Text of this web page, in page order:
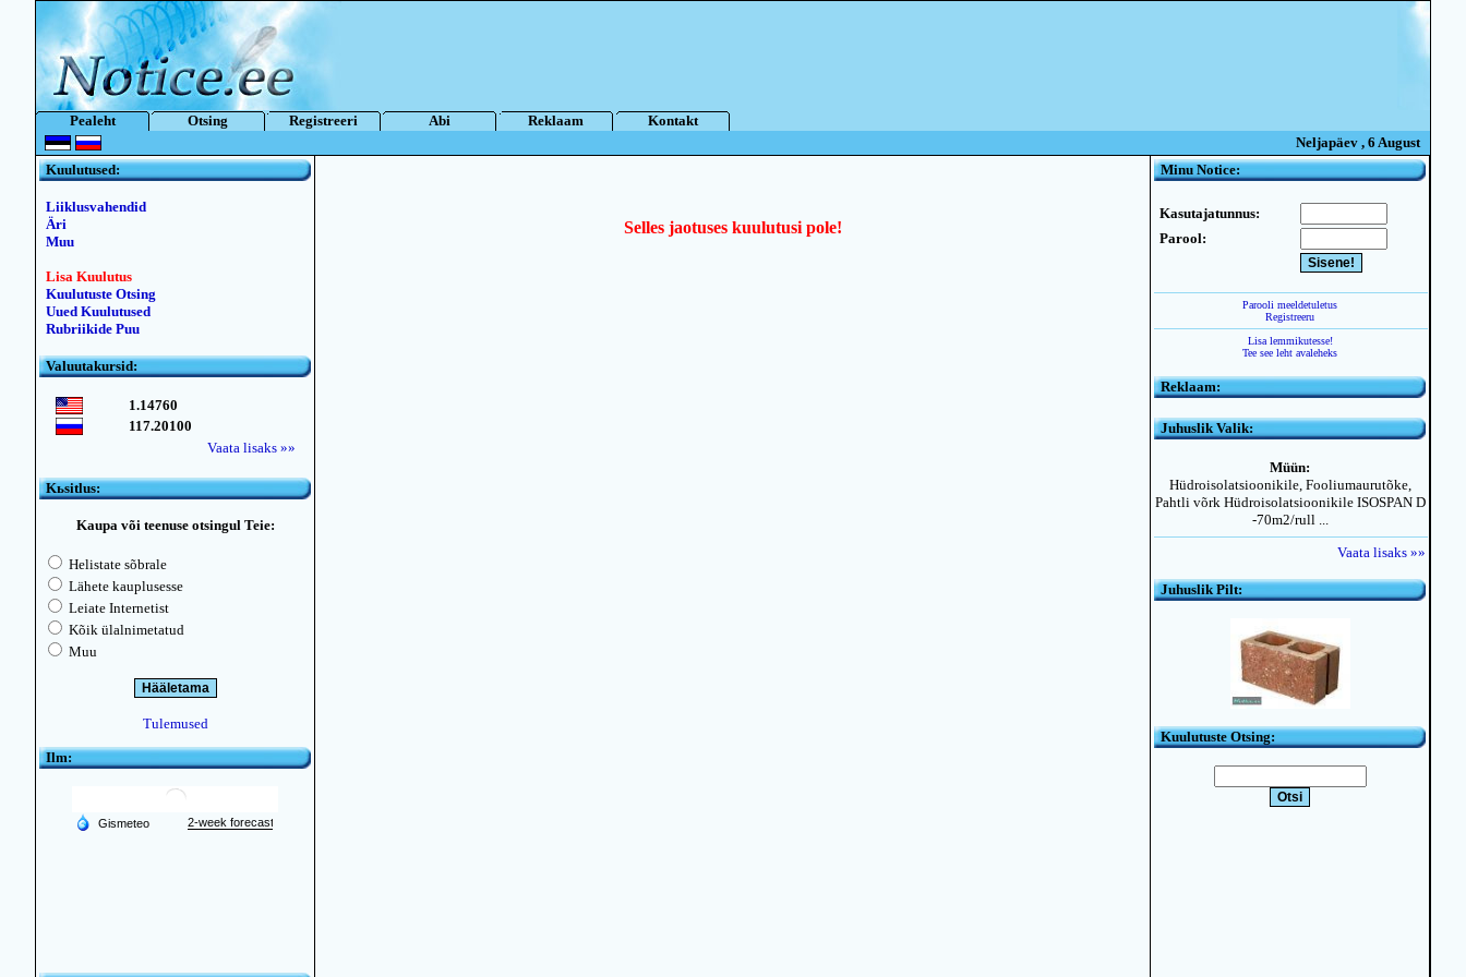
Pealeht Otsing Registreeri Abi Reklaam
Kontakt
Neljapäev , 6 August
Kuulutused:
Liiklusvahendid
Äri
Muu
Lisa Kuulutus
Kuulutuste Otsing
Uued Kuulutused
Rubriikide Puu
Valuutakursid:
1.14760
117.20100
Vaata lisaks »»
Kьsitlus:
Kaupa või teenuse otsingul Teie:
Helistate sõbrale
Lähete kauplusesse
Leiate Internetist
Kõik ülalnimetatud
Muu
Tulemused
Ilm:
Selles jaotuses kuulutusi pole!
Minu Notice:
Kasutajatunnus:
Parool:
Parooli meeldetuletus
Registreeru
Lisa lemmikutesse!
Tee see leht avaleheks
Reklaam:
Juhuslik Valik:
Müün:
Hüdroisolatsioonikile, Fooliumaurutõke,
Pahtli võrk Hüdroisolatsioonikile ISOSPAN D
-70m2/rull ...
Vaata lisaks »»
Juhuslik Pilt:
Kuulutuste Otsing: